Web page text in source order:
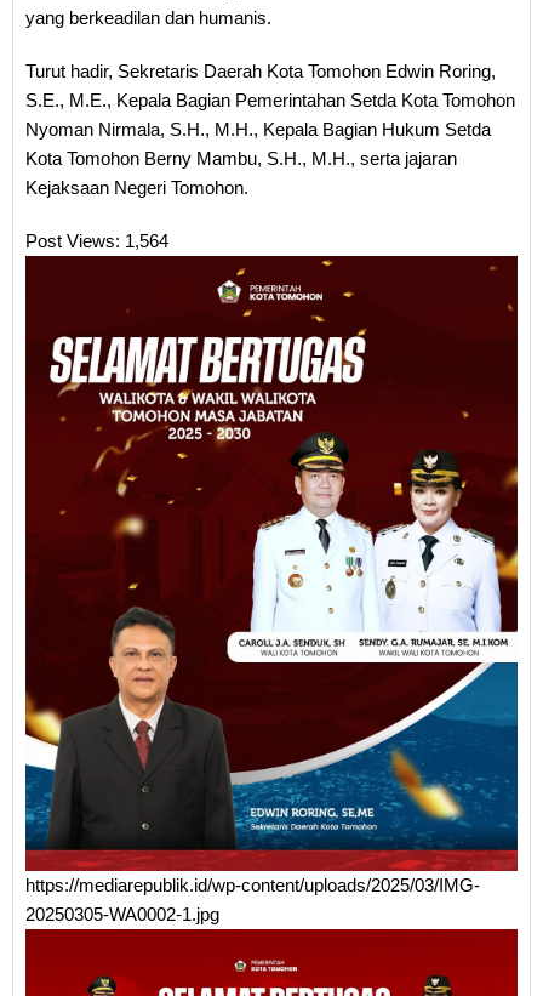
yang berkeadilan dan humanis.
Turut hadir, Sekretaris Daerah Kota Tomohon Edwin Roring,
S.E., M.E., Kepala Bagian Pemerintahan Setda Kota Tomohon
Nyoman Nirmala, S.H., M.H., Kepala Bagian Hukum Setda
Kota Tomohon Berny Mambu, S.H., M.H., serta jajaran
Kejaksaan Negeri Tomohon.
Post Views: 1,564
https://mediarepublik.id/wp-content/uploads/2025/03/IMG-
20250305-WA0002-1.jpg